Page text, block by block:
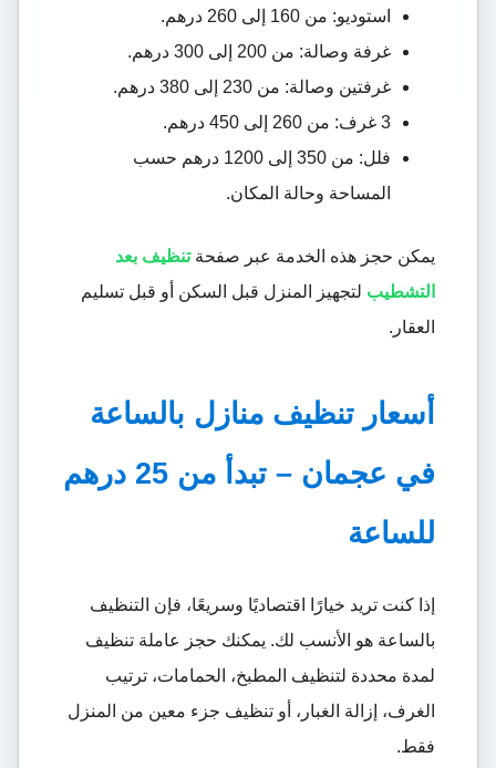
استوديو: من 160 إلى 260 درهم.
غرفة وصالة: من 200 إلى 300 درهم.
غرفتين وصالة: من 230 إلى 380 درهم.
3 غرف: من 260 إلى 450 درهم.
فلل: من 350 إلى 1200 درهم حسب
المساحة وحالة المكان.
يمكن حجز هذه الخدمة عبر صفحةتنظيف بعد
التشطيب لتجهيز المنزل قبل السكن أو قبل تسليم
العقار.
أسعار تنظيف منازل بالساعة
في عجمان – تبدأ من 25 درهم
للساعة
إذا كنت تريد خيارًا اقتصاديًا وسريعًا، فإن التنظيف
بالساعة هو الأنسب لك. يمكنك حجز عاملة تنظيف
لمدة محددة لتنظيف المطبخ، الحمامات، ترتيب
الغرف، إزالة الغبار، أو تنظيف جزء معين من المنزل
فقط.